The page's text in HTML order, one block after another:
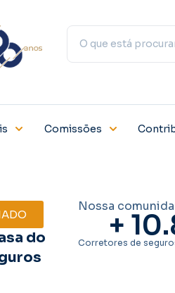
Comissões
do
Nossa
+
Corretores de